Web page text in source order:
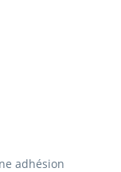
adhésion